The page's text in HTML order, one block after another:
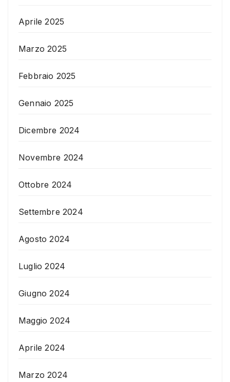
Aprile 2025
Marzo 2025
Febbraio 2025
Gennaio 2025
Dicembre 2024
Novembre 2024
Ottobre 2024
Settembre 2024
Agosto 2024
Luglio 2024
Giugno 2024
Maggio 2024
Aprile 2024
Marzo 2024